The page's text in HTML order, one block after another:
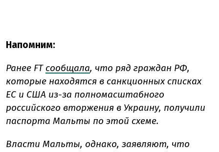
Напомним:
Ранее FT сообщала, что ряд граждан РФ,
которые находятся в санкционных списках
ЕС и США из-за полномасштабного
российского вторжения в Украину, получили
паспорта Мальты по этой схеме.
Власти Мальты, однако, заявляют, что